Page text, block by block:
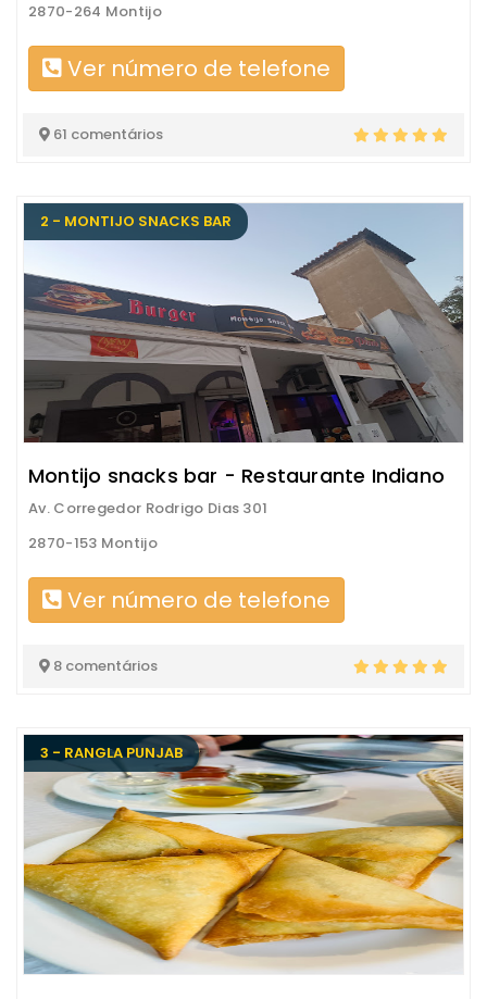
2870-264 Montijo
Ver número de telefone
61 comentários
2 - MONTIJO SNACKS BAR
Montijo snacks bar - Restaurante Indiano
Av. Corregedor Rodrigo Dias 301
2870-153 Montijo
Ver número de telefone
8 comentários
3 - RANGLA PUNJAB